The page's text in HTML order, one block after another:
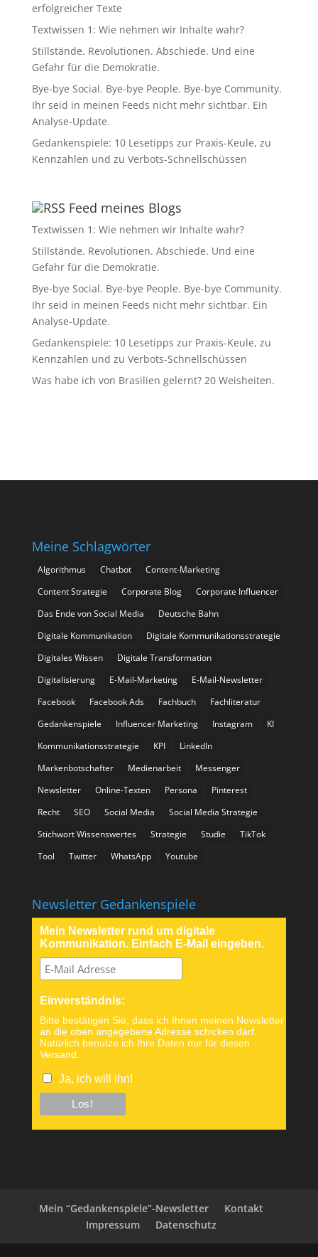
erfolgreicher Texte
Textwissen 1: Wie nehmen wir Inhalte wahr?
Stillstände. Revolutionen. Abschiede. Und eine
Gefahr für die Demokratie.
Bye-bye Social. Bye-bye People. Bye-bye Community.
Ihr seid in meinen Feeds nicht mehr sichtbar. Ein
Analyse-Update.
Gedankenspiele: 10 Lesetipps zur Praxis-Keule, zu
Kennzahlen und zu Verbots-Schnellschüssen
Feed meines Blogs
Textwissen 1: Wie nehmen wir Inhalte wahr?
Stillstände. Revolutionen. Abschiede. Und eine
Gefahr für die Demokratie.
Bye-bye Social. Bye-bye People. Bye-bye Community.
Ihr seid in meinen Feeds nicht mehr sichtbar. Ein
Analyse-Update.
Gedankenspiele: 10 Lesetipps zur Praxis-Keule, zu
Kennzahlen und zu Verbots-Schnellschüssen
Was habe ich von Brasilien gelernt? 20 Weisheiten.
Meine Schlagwörter
Algorithmus Chatbot
Content-Marketing
Content Strategie
Corporate Blog
Corporate Influencer
Das Ende von Social Media
Deutsche Bahn
Digitale Kommunikation
Digitale Kommunikationsstrategie
Digitales Wissen
Digitale Transformation
Digitalisierung
E-Mail-Marketing
E-Mail-Newsletter
Facebook
Facebook Ads Fachbuch
Fachliteratur
Gedankenspiele
Influencer Marketing Instagram
KI
Kommunikationsstrategie
KPI
LinkedIn
Markenbotschafter
Medienarbeit
Messenger
Newsletter
Online-Texten Persona
Pinterest
Recht
SEO Social Media
Social Media Strategie
Stichwort Wissenswertes
Strategie Studie
TikTok
Tool
Twitter WhatsApp Youtube
Newsletter Gedankenspiele
Mein Newsletter rund um digitale
Kommunikation. Einfach E-Mail eingeben.
Einverständnis:
Bitte bestätigen Sie, dass ich Ihnen meinen Newsletter
an die oben angegebene Adresse schicken darf.
Natürlich benutze ich Ihre Daten nur für diesen
Versand.
Ja, ich will ihn!
Mein “Gedankenspiele”-Newsletter
Kontakt
Impressum
Datenschutz